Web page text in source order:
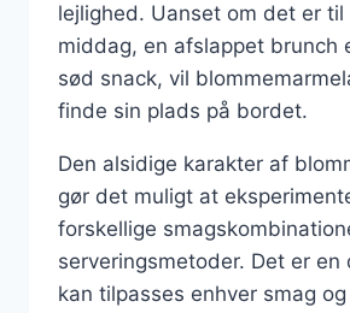
lejlighed. Uanset om det er til
middag, en afslappet brunch
sød snack, vil
finde sin plads på bordet.
Den alsidige karakter af
gør det muligt at
forskellige
serveringsmetoder. Det er
kan tilpasses enhver smag